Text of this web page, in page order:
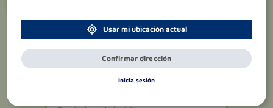
Usar mi ubicación actual
Confirmar dirección
Inicia sesión